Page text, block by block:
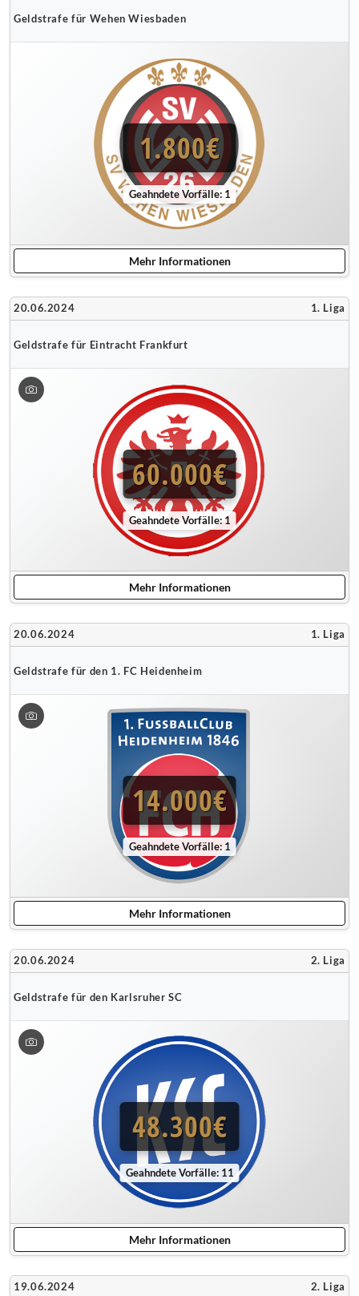
Geldstrafe für Wehen Wiesbaden
1.800€
Geahndete Vorfälle: 1
Mehr Informationen
20.06.2024 1. Liga
Geldstrafe für Eintracht Frankfurt
60.000€
Geahndete Vorfälle: 1
Mehr Informationen
20.06.2024 1. Liga
Geldstrafe für den 1. FC Heidenheim
14.000€
Geahndete Vorfälle: 1
Mehr Informationen
20.06.2024 2. Liga
Geldstrafe für den Karlsruher SC
48.300€
Geahndete Vorfälle: 11
Mehr Informationen
19.06.2024 2. Liga